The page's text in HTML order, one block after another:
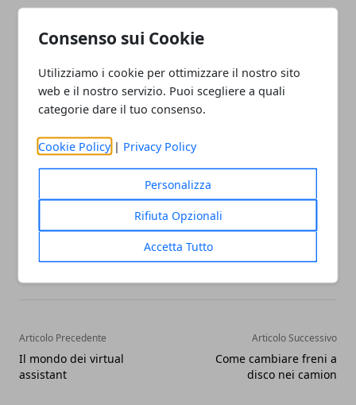
Consenso sui Cookie
Utilizziamo i cookie per ottimizzare il nostro sito
web e il nostro servizio. Puoi scegliere a quali
categorie dare il tuo consenso.
Cookie Policy | Privacy Policy
Personalizza
Rifiuta Opzionali
Accetta Tutto
di competenze specifico per la copertura del ruolo.
Dopo aver seguito i corsi, inoltre, è necessario
sempre in regola con la normativa. Fonte delle
informazioni:
moduli-a-b-c
Whatsapp
Articolo Precedente
Il mondo dei virtual
assistant
Articolo Successivo
Come cambiare freni a
disco nei camion